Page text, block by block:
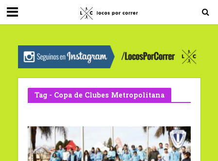
G-0X2PD3RFLV
Tag - Copa de Clubes Metropolitana